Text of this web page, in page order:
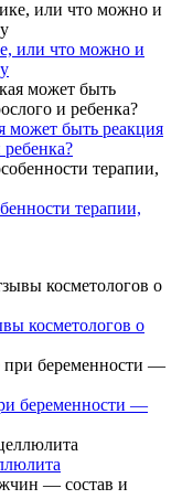
или что можно и
может быть реакция
терапии,
косметологов о
беременности —